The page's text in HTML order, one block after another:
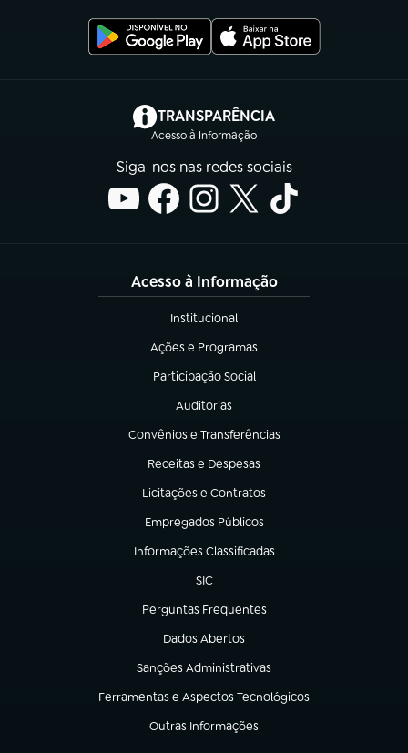
TRANSPARÊNCIA
Acesso à Informação
(abre em nova aba)
Siga-nos nas redes sociais
Acesso à Informação
Institucional
(abre em nova aba)
Ações e Programas
(abre em nova aba)
Participação Social
(abre em nova aba)
Auditorias
(abre em nova aba)
Convênios e Transferências
(abre em nova aba)
Receitas e Despesas
(abre em nova aba)
Licitações e Contratos
(abre em nova aba)
Empregados Públicos
(abre em nova aba)
Informações Classificadas
(abre em nova aba)
SIC
(abre em nova aba)
Perguntas Frequentes
(abre em nova aba)
Dados Abertos
(abre em nova aba)
Sanções Administrativas
(abre em nova aba)
Ferramentas e Aspectos Tecnológicos
(abre em nova aba)
Outras Informações
(abre em nova aba)